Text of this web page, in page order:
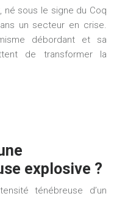
né sous le signe du Coq
un secteur en crise.
débordant et sa
de transformer la
explosive ?
ténébreuse d’un